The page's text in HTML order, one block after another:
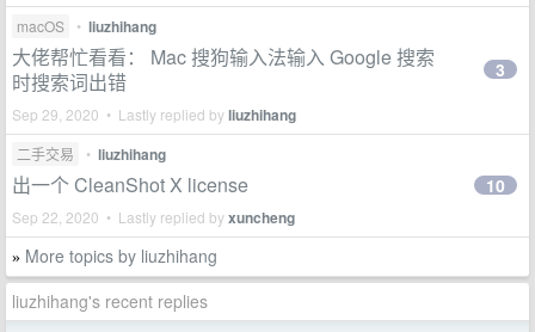
macOS • liuzhihang
大佬帮忙看看： Mac 搜狗输入法输入 Google 搜索
时搜索词出错
Sep 29, 2020 • Lastly replied byliuzhihang
3
二手交易 • liuzhihang
出一个 CleanShot X license
Sep 22, 2020 • Lastly replied byxuncheng
10
» More topics by liuzhihang
liuzhihang's recent replies